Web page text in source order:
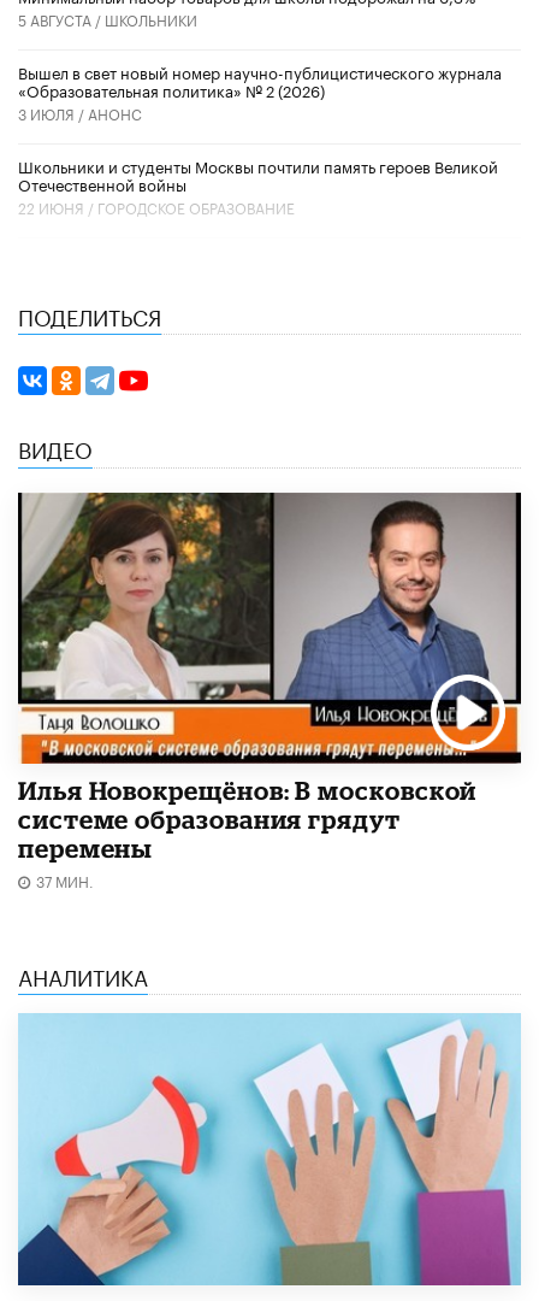
5 АВГУСТА / ШКОЛЬНИКИ
Вышел в свет новый номер научно-публицистического журнала
«Образовательная политика» № 2 (2026)
3 ИЮЛЯ / АНОНС
Школьники и студенты Москвы почтили память героев Великой
Отечественной войны
22 ИЮНЯ / ГОРОДСКОЕ ОБРАЗОВАНИЕ
ПОДЕЛИТЬСЯ
ВИДЕО
Илья Новокрещёнов: В московской
системе образования грядут
перемены
37 МИН.
АНАЛИТИКА